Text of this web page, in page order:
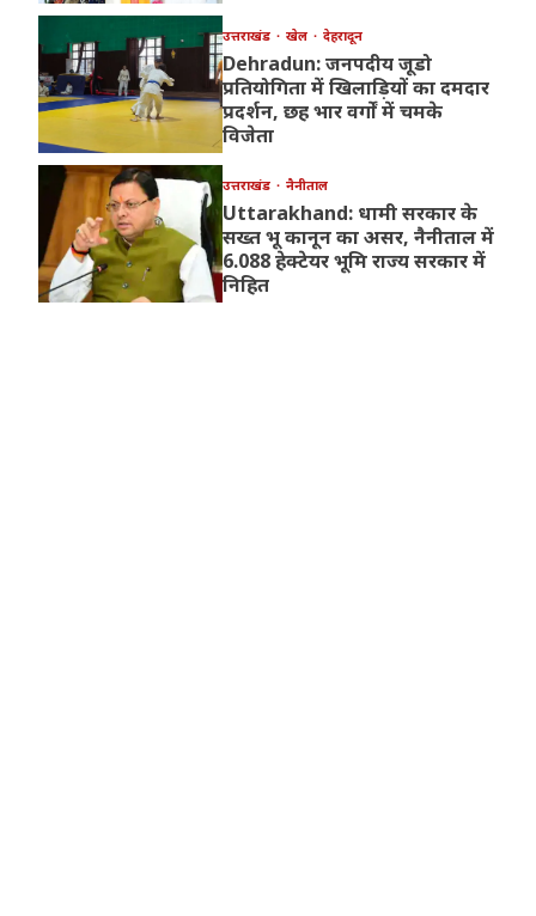
उत्तराखंड खेल देहरादून
Dehradun: जनपदीय जूडो
प्रतियोगिता में खिलाड़ियों का दमदार
प्रदर्शन, छह भार वर्गों में चमके
विजेता
उत्तराखंड नैनीताल
Uttarakhand: धामी सरकार के
सख्त भू कानून का असर, नैनीताल में
6.088 हेक्टेयर भूमि राज्य सरकार में
निहित